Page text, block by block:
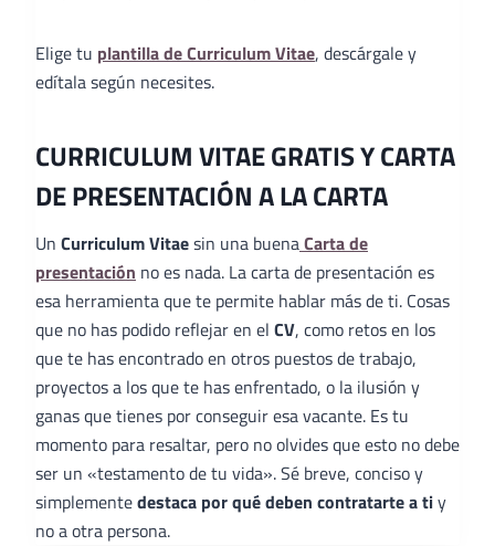
Elige tu plantilla de Curriculum Vitae, descárgale y
edítala según necesites.
CURRICULUM VITAE GRATIS Y CARTA
DE PRESENTACIÓN A LA CARTA
Un Curriculum Vitaesin una buenaCarta de
presentación no es nada. La carta de presentación es
esa herramienta que te permite hablar más de ti. Cosas
que no has podido reflejar en el CV, como retos en los
que te has encontrado en otros puestos de trabajo,
proyectos a los que te has enfrentado, o la ilusión y
ganas que tienes por conseguir esa vacante. Es tu
momento para resaltar, pero no olvides que esto no debe
ser un «testamento de tu vida». Sé breve, conciso y
simplementedestaca por qué deben contratarte a tiy
no a otra persona.